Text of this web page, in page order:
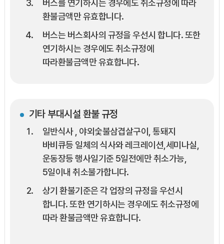
버스를 연기하시는 경우에도 취소규정에 따라
환불금액만 유효합니다.
버스는 버스회사의 규정을 우선시 합니다. 또한
연기하시는 경우에도 취소규정에
따라환불금액만 유효합니다.
기타 부대시설 환불 규정
일반식사 , 야외숯불삼겹살구이, 통돼지
바비큐등 일체의 식사와 레크레이션,세미나실,
운동장등 행사일기준 5일전에만 취소가능,
5일이내 취소불가합니다.
상기 환불기준은 각 업장의 규정을 우선시
합니다. 또한 연기하시는 경우에도 취소규정에
따라 환불금액만 유효합니다.